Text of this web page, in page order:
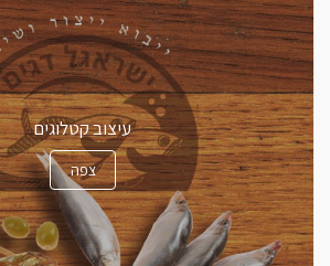
עיצוב קטלוגים
צפה